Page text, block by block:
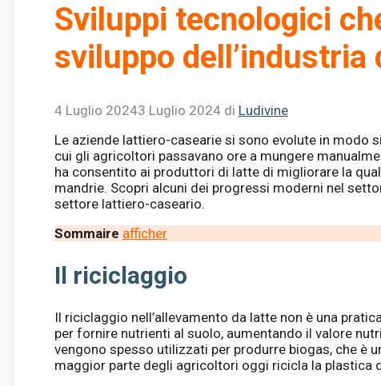
Sviluppi tecnologici
sviluppo dell’industria
4 Luglio 20243 Luglio 2024 di Ludivine
Le aziende lattiero-casearie si sono evolute in modo
cui gli agricoltori passavano ore a mungere
ha consentito ai produttori di latte di migliorare la
mandrie. Scopri alcuni dei progressi moderni nel
settore lattiero-caseario.
Sommaire afficher
Il riciclaggio
Il riciclaggio nell’allevamento da latte non è una
per fornire nutrienti al suolo, aumentando il valore
vengono spesso utilizzati per produrre biogas, che è
maggior parte degli agricoltori oggi ricicla la plastica